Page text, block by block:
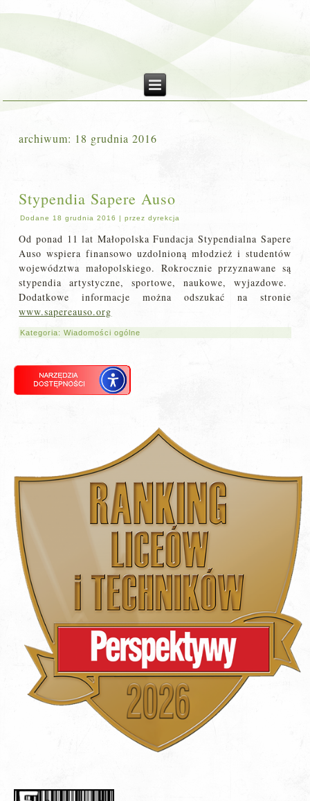
archiwum: 18 grudnia 2016
Stypendia Sapere Auso
Dodane 18 grudnia 2016 |przez dyrekcja
Od ponad 11 lat Małopolska Fundacja Stypendialna Sapere
Auso wspiera finansowo uzdolnioną młodzież i studentów
województwa małopolskiego. Rokrocznie przyznawane są
stypendia artystyczne, sportowe, naukowe, wyjazdowe.
Dodatkowe informacje można odszukać na stronie
www.sapereauso.org
Kategoria:Wiadomości ogólne